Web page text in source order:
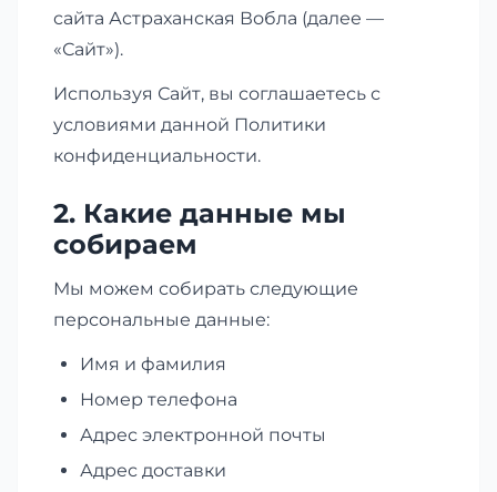
сайта Астраханская Вобла (далее —
«Сайт»).
Используя Сайт, вы соглашаетесь с
условиями данной Политики
конфиденциальности.
2. Какие данные мы
собираем
Мы можем собирать следующие
персональные данные:
Имя и фамилия
Номер телефона
Адрес электронной почты
Адрес доставки